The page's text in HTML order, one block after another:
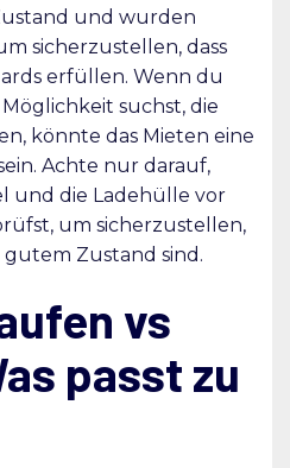
und wurden
sicherzustellen, dass
erfüllen. Wenn du
suchst, die
könnte das Mieten eine
Achte nur darauf,
und die Ladehülle vor
um sicherzustellen,
gutem Zustand sind.
vs
passt zu